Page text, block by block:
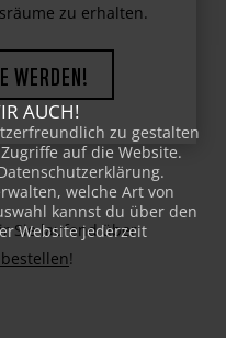
dem Aussterben zu
zu erhalten.
WERDEN!
Sie laufend über
!
AUCH!
zu gestalten
auf die Website.
welche Art von
kannst du über den
Website jederzeit